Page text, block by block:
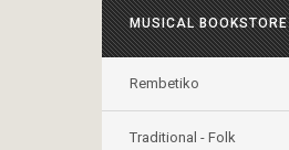
MUSICAL BOOKSTORE
Rembetiko
Traditional - Folk